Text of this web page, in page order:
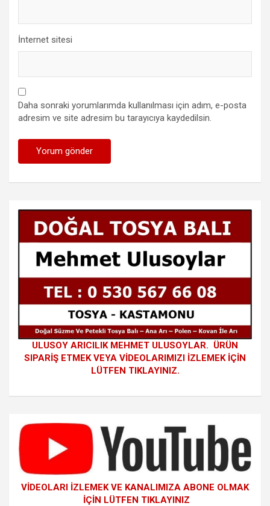
İnternet sitesi
Daha sonraki yorumlarımda kullanılması için adım, e-posta
adresim ve site adresim bu tarayıcıya kaydedilsin.
ULUSOY ARICILIK MEHMET ULUSOYLAR. ÜRÜN
SIPARİŞ ETMEK VEYA VİDEOLARIMIZI İZLEMEK İÇİN
LÜTFEN TIKLAYINIZ.
VİDEOLARI İZLEMEK VE KANALIMIZA ABONE OLMAK
İÇİN LÜTFEN TIKLAYINIZ